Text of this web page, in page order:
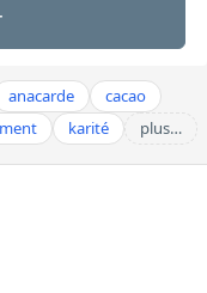
anacarde
cacao
karité plus…